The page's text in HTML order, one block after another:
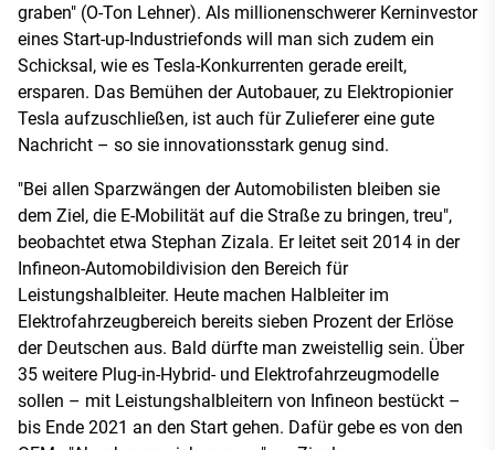
graben" (O-Ton Lehner). Als millionenschwerer Kerninvestor
eines Start-up-Industriefonds will man sich zudem ein
Schicksal, wie es Tesla-Konkurrenten gerade ereilt,
ersparen. Das Bemühen der Autobauer, zu Elektropionier
Tesla aufzuschließen, ist auch für Zulieferer eine gute
Nachricht – so sie innovationsstark genug sind.
"Bei allen Sparzwängen der Automobilisten bleiben sie
dem Ziel, die E-Mobilität auf die Straße zu bringen, treu",
beobachtet etwa Stephan Zizala. Er leitet seit 2014 in der
Infineon-Automobildivision den Bereich für
Leistungshalbleiter. Heute machen Halbleiter im
Elektrofahrzeugbereich bereits sieben Prozent der Erlöse
der Deutschen aus. Bald dürfte man zweistellig sein. Über
35 weitere Plug-in-Hybrid- und Elektrofahrzeugmodelle
sollen – mit Leistungshalbleitern von Infineon bestückt –
bis Ende 2021 an den Start gehen. Dafür gebe es von den